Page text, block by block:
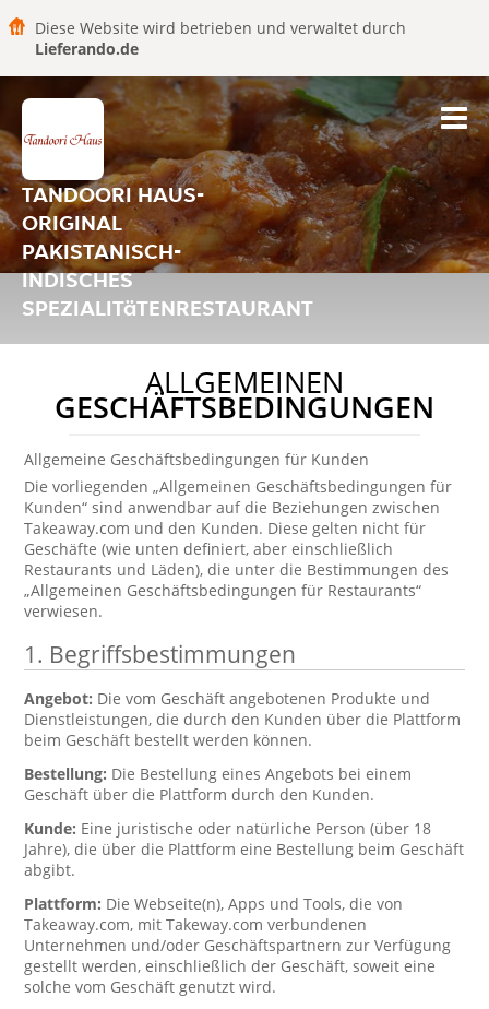
Diese Website wird betrieben und verwaltet durch
Lieferando.de
TANDOORI HAUS-
ORIGINAL
PAKISTANISCH-
INDISCHES
SPEZIALITäTENRESTAURANT
ALLGEMEINEN
GESCHÄFTSBEDINGUNGEN
Allgemeine Geschäftsbedingungen für Kunden
Die vorliegenden „Allgemeinen Geschäftsbedingungen für
Kunden“ sind anwendbar auf die Beziehungen zwischen
Takeaway.com und den Kunden. Diese gelten nicht für
Geschäfte (wie unten definiert, aber einschließlich
Restaurants und Läden), die unter die Bestimmungen des
„Allgemeinen Geschäftsbedingungen für Restaurants“
verwiesen.
1. Begriffsbestimmungen
Angebot: Die vom Geschäft angebotenen Produkte und
Dienstleistungen, die durch den Kunden über die Plattform
beim Geschäft bestellt werden können.
Bestellung: Die Bestellung eines Angebots bei einem
Geschäft über die Plattform durch den Kunden.
Kunde: Eine juristische oder natürliche Person (über 18
Jahre), die über die Plattform eine Bestellung beim Geschäft
abgibt.
Plattform: Die Webseite(n), Apps und Tools, die von
Takeaway.com, mit Takeway.com verbundenen
Unternehmen und/oder Geschäftspartnern zur Verfügung
gestellt werden, einschließlich der Geschäft, soweit eine
solche vom Geschäft genutzt wird.